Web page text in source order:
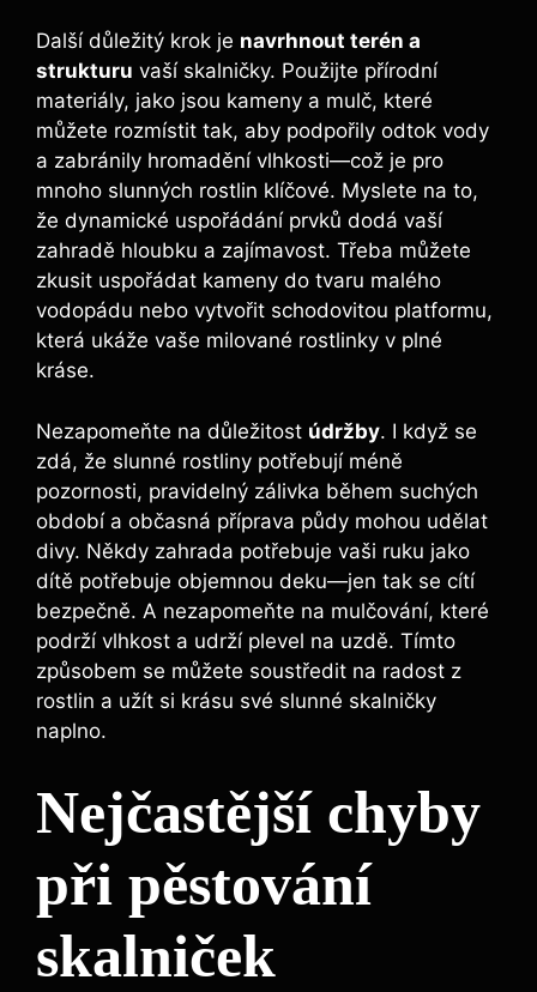
Další důležitý krok je navrhnout terén a
strukturu vaší skalničky. Použijte přírodní
materiály, jako jsou kameny a mulč, které
můžete rozmístit tak, aby podpořily odtok vody
a zabránily hromadění vlhkosti—což je pro
mnoho slunných rostlin klíčové. Myslete na to,
že dynamické uspořádání prvků dodá vaší
zahradě hloubku a zajímavost. Třeba můžete
zkusit uspořádat kameny do tvaru malého
vodopádu nebo vytvořit schodovitou platformu,
která ukáže vaše milované rostlinky v plné
kráse.
Nezapomeňte na důležitost údržby. I když se
zdá, že slunné rostliny potřebují méně
pozornosti, pravidelný zálivka během suchých
období a občasná příprava půdy mohou udělat
divy. Někdy zahrada potřebuje vaši ruku jako
dítě potřebuje objemnou deku—jen tak se cítí
bezpečně. A nezapomeňte na mulčování, které
podrží vlhkost a udrží plevel na uzdě. Tímto
způsobem se můžete soustředit na radost z
rostlin a užít si krásu své slunné skalničky
naplno.
Nejčastější chyby
při pěstování
skalniček